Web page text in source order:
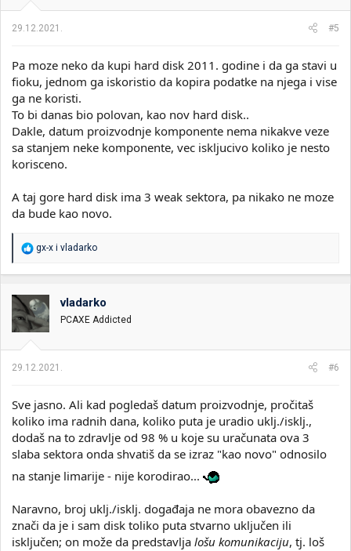
29.12.2021. #5
Pa moze neko da kupi hard disk 2011. godine i da ga stavi u
fioku, jednom ga iskoristio da kopira podatke na njega i vise
ga ne koristi.
To bi danas bio polovan, kao nov hard disk..
Dakle, datum proizvodnje komponente nema nikakve veze
sa stanjem neke komponente, vec iskljucivo koliko je nesto
korisceno.
A taj gore hard disk ima 3 weak sektora, pa nikako ne moze
da bude kao novo.
R
a
o
v
a
n
:
gx-x i vladarko
vladarko
PCAXE Addicted
29.12.2021. #6
Sve jasno. Ali kad pogledaš datum proizvodnje, pročitaš
koliko ima radnih dana, koliko puta je uradio uklj./isklj.,
dodaš na to zdravlje od 98 % u koje su uračunata ova 3
slaba sektora onda shvatiš da se izraz "kao novo" odnosilo
na stanje limarije - nije korodirao...
Naravno, broj uklj./isklj. događaja ne mora obavezno da
znači da je i sam disk toliko puta stvarno uključen ili
isključen; on može da predstavlja lošu komunikaciju, tj. loš